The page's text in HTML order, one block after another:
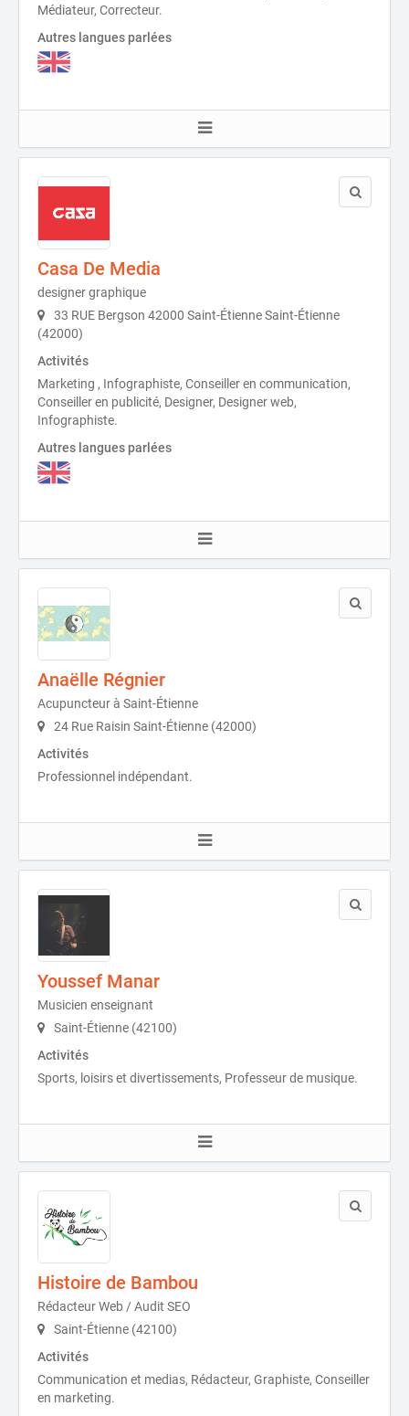
Médiateur, Correcteur.
Autres langues parlées
Casa De Media
designer graphique
33 RUE Bergson 42000 Saint-Étienne Saint-Étienne
(42000)
Activités
Marketing , Infographiste, Conseiller en communication,
Conseiller en publicité, Designer, Designer web,
Infographiste.
Autres langues parlées
Anaëlle Régnier
Acupuncteur à Saint-Étienne
24 Rue Raisin Saint-Étienne (42000)
Activités
Professionnel indépendant.
Youssef Manar
Musicien enseignant
Saint-Étienne (42100)
Activités
Sports, loisirs et divertissements, Professeur de musique.
Histoire de Bambou
Rédacteur Web / Audit SEO
Saint-Étienne (42100)
Activités
Communication et medias, Rédacteur, Graphiste, Conseiller
en marketing.